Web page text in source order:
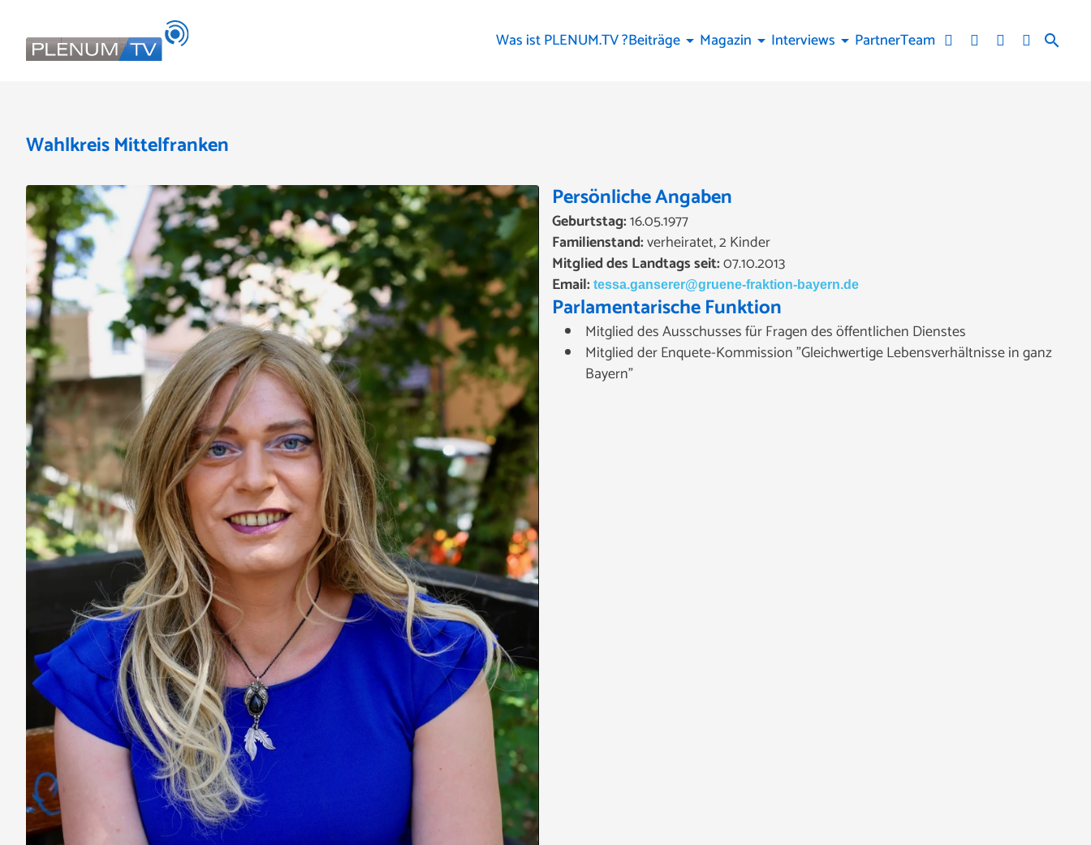
search
Was ist PLENUM.TV ?Beiträge arrow_drop_down Magazin arrow_drop_down Interviews arrow_drop_down PartnerTeam
Wahlkreis Mittelfranken
Persönliche Angaben
Geburtstag:16.05.1977
Familienstand:verheiratet, 2 Kinder
Mitglied des Landtags seit:07.10.2013
Email: tessa.ganserer@gruene-fraktion-bayern.de
Parlamentarische Funktion
Mitglied des Ausschusses für Fragen des öffentlichen Dienstes
Mitglied der Enquete-Kommission "Gleichwertige Lebensverhältnisse in ganz
Bayern"